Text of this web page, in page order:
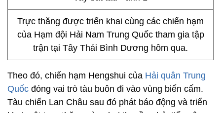
Trực thăng được triển khai cùng các chiến hạm
của Hạm đội Hải Nam Trung Quốc tham gia tập
trận tại Tây Thái Bình Dương hôm qua.
Theo đó, chiến hạm Hengshui của Hải quân Trung
Quốc đóng vai trò tàu buôn đi vào vùng biển cấm.
Tàu chiến Lan Châu sau đó phát báo động và triển